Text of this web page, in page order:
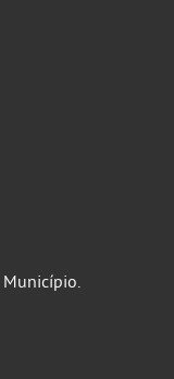
Município.